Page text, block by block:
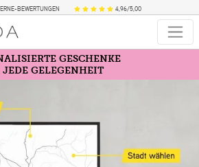
BEWERTUNGEN 4,96/5,00
GESCHENKE
JEDE GELEGENHEIT